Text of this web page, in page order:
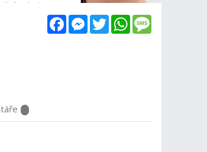
FacebookMessenger
TwitterWhatsApp